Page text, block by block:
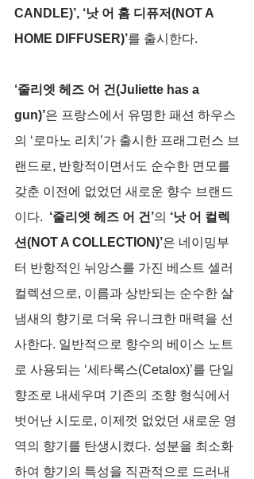
CANDLE)’, ‘낫 어 홈 디퓨저(NOT A
HOME DIFFUSER)’를 출시한다.
‘줄리엣 헤즈 어 건(Juliette has a
gun)’은 프랑스에서 유명한 패션 하우스
의 ‘로마노 리치’가 출시한 프래그런스 브
랜드로, 반항적이면서도 순수한 면모를
갖춘 이전에 없었던 새로운 향수 브랜드
이다. ‘줄리엣 헤즈 어 건’의 ‘낫 어 컬렉
션(NOT A COLLECTION)’은 네이밍부
터 반항적인 뉘앙스를 가진 베스트 셀러
컬렉션으로, 이름과 상반되는 순수한 살
냄새의 향기로 더욱 유니크한 매력을 선
사한다. 일반적으로 향수의 베이스 노트
로 사용되는 ‘세타록스(Cetalox)’를 단일
향조로 내세우며 기존의 조향 형식에서
벗어난 시도로, 이제껏 없었던 새로운 영
역의 향기를 탄생시켰다. 성분을 최소화
하여 향기의 특성을 직관적으로 드러내